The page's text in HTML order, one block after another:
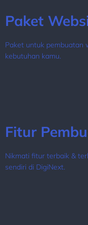
Paket
Paket untuk pembuatan
kebutuhan kamu.
Fitur
Nikmati fitur terbaik &
sendiri di DigiNext.